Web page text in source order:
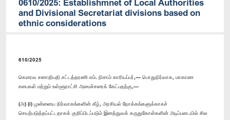
and Divisional Secretariat divisions based on
ethnic considerations
610/2025
கௌரவ சனாதிபதி சட்டத்தரணி எம். நிசாம் காரியப்பர்,— பொதுநிர்வாக, மாகாண
சபைகள் மற்றும் உள்ளூராட்சி அமைச்சரைக் கேட்பதற்கு,—
(அ) (i) முன்னைய நிர்வாகங்களின் கீழ், அரசியல் நோக்கங்களுக்காகச்
செயற்படுத்தப்பட்டதாகக் குறிப்பிடப்படும் இனத்துவக் கருதுகோள்களின் அடிப்படையில் சில